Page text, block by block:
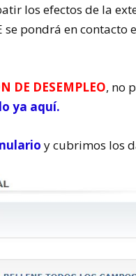
los efectos de la
pondrá en contacto
DE DESEMPLEO, no
ya aquí.
y cubrimos los